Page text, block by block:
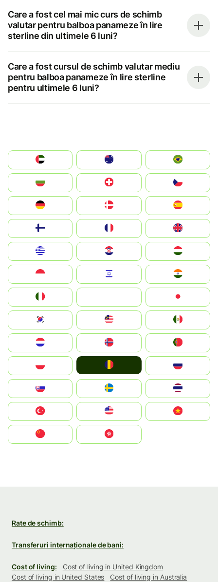
Care a fost cel mai mic curs de schimb
valutar pentru balboa panameze în lire
sterline din ultimele 6 luni?
Care a fost cursul de schimb valutar mediu
pentru balboa panameze în lire sterline
pentru ultimele 6 luni?
الإمارات العربية المتحدة
Switzerland
Deutschland
United Kingdom
Magyarország
South Korea
United States
中國香港特別行政區
Rate de schimb:
Transferuri internaționale de bani:
Cost of living:
Cost of living in United Kingdom
Cost of living in United States
Cost of living in Australia